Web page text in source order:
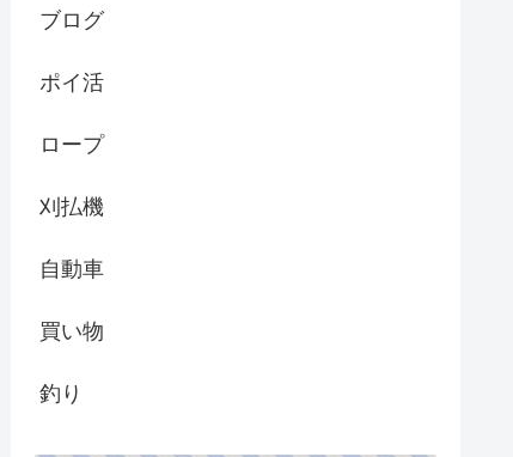
ブログ
ポイ活
ロープ
刈払機
自動車
買い物
釣り